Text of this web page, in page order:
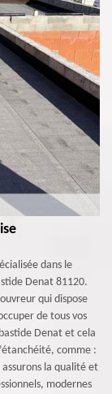
dans le
Denat 81120.
qui dispose
de tous vos
Denat et cela
comme :
la qualité et
modernes